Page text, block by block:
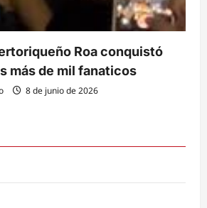
Roa conquistó
más de mil fanaticos
8 de junio de 2026